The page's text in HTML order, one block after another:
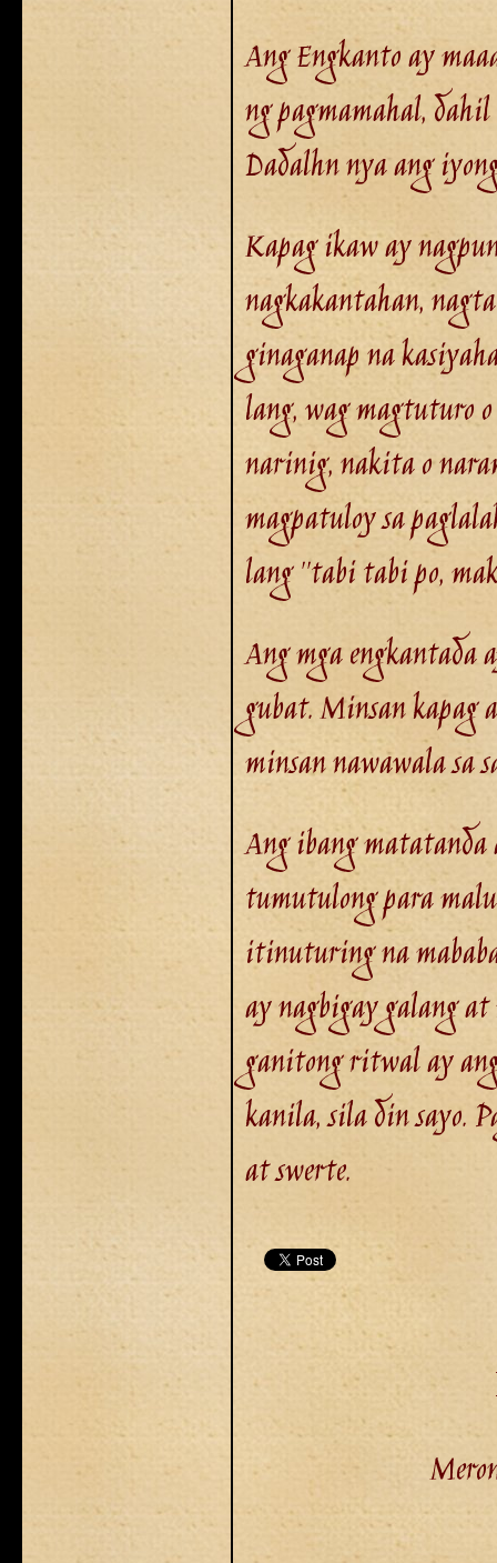
Ang Engkanto ay
ng pagmamahal,
Dadalhn nya ang
Kapag ikaw ay
nagkakantahan,
ginaganap na
lang, wag magtuturo
narinig, nakita o
magpatuloy sa
lang ''tabi tabi po,
Ang mga
gubat. Minsan kapag
minsan nawawala sa
Ang ibang
tumutulong para
itinuturing na
ay nagbigay galang
ganitong ritwal ay
kanila, sila din sayo.
at swerte.